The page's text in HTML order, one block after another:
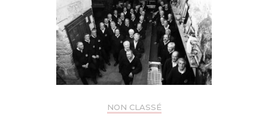
NON CLASSÉ